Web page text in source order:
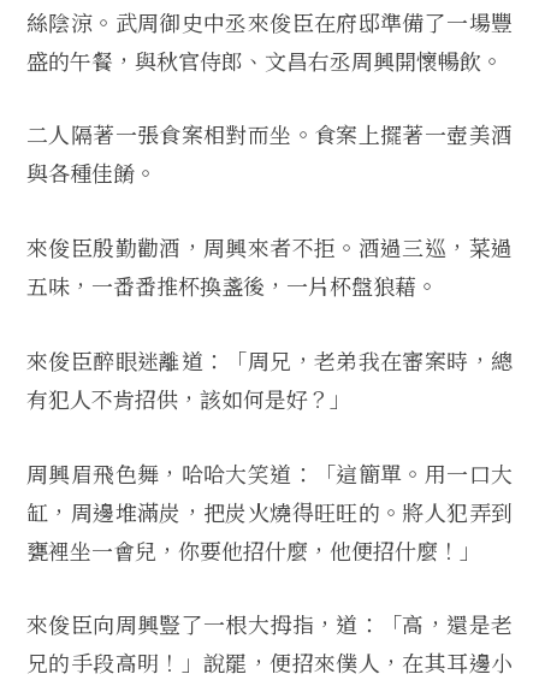
絲陰涼。武周御史中丞來俊臣在府邸準備了一場豐
盛的午餐，與秋官侍郎、文昌右丞周興開懷暢飲。
二人隔著一張食案相對而坐。食案上擺著一壺美酒
與各種佳餚。
來俊臣殷勤勸酒，周興來者不拒。酒過三巡，菜過
五味，一番番推杯換盞後，一片杯盤狼藉。
來俊臣醉眼迷離道：「周兄，老弟我在審案時，總
有犯人不肯招供，該如何是好？」
周興眉飛色舞，哈哈大笑道：「這簡單。用一口大
缸，周邊堆滿炭，把炭火燒得旺旺的。將人犯弄到
甕裡坐一會兒，你要他招什麼，他便招什麼！」
來俊臣向周興豎了一根大拇指，道：「高，還是老
兄的手段高明！」說罷，便招來僕人，在其耳邊小